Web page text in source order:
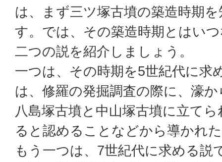
は、まず三ツ塚古墳の築造時期
す。では、その築造時期とはい
二つの説を紹介しましょう。
一つは、その時期を5世紀代に求
は、修羅の発掘調査の際に、濠
八島塚古墳と中山塚古墳に立て
ると認めることなどから導かれ
もう一つは、7世紀代に求める説